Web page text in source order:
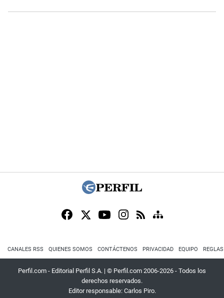
CANALES RSS QUIENES SOMOS CONTÁCTENOS PRIVACIDAD EQUIPO
Perfil.com - Editorial Perfil S.A. | © Perfil.com 2006-2026 - Todos los
derechos reservados.
Editor responsable: Carlos Piro.